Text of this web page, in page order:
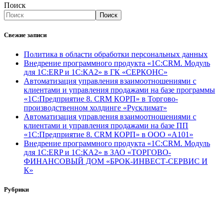
Поиск
Поиск
Свежие записи
Политика в области обработки персональных данных
Внедрение программного продукта «1С:CRM. Модуль
для 1С:ERP и 1С:КА2» в ГК «СЕРКОНС»
Автоматизация управления взаимоотношениями с
клиентами и управления продажами на базе программы
«1С:Предприятие 8. CRM КОРП» в Торгово-
производственном холдинге «Русклимат»
Автоматизация управления взаимоотношениями с
клиентами и управления продажами на базе ПП
«1С:Предприятие 8. CRM КОРП» в ООО «А101»
Внедрение программного продукта «1С:CRM. Модуль
для 1С:ERP и 1С:КА2» в ЗАО «ТОРГОВО-
ФИНАНСОВЫЙ ДОМ «БРОК-ИНВЕСТ-СЕРВИС И
К»
Рубрики